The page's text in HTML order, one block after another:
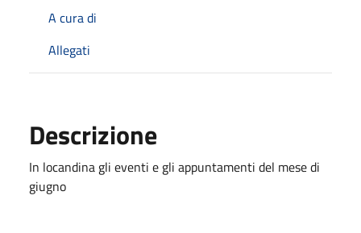
A cura di
Allegati
Descrizione
In locandina gli eventi e gli appuntamenti del mese di
giugno